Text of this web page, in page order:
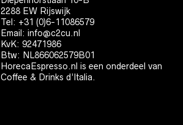
2288 EW Rijswijk
Tel: +31 (0)6-11086579
Email:info@c2cu.nl
KvK: 92471986
Btw: NL866062579B01
HorecaEspresso.nl is een onderdeel van
Coffee & Drinks d’Italia.